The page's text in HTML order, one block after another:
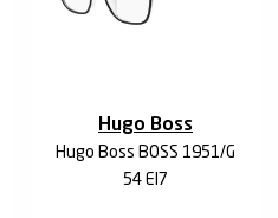
Hugo Boss
Hugo Boss BOSS 1951/G
54 EI7